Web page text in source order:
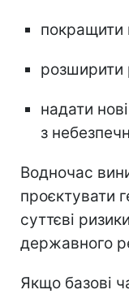
покращити
розширити
надати
з
Водночас
проєктувати
суттєві
державного
Якщо базові